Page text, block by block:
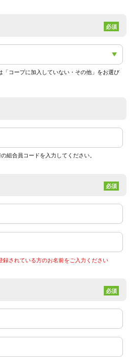
必須
「コープに加入していない・その他」をお選び
組合員コードを入力してください。
必須
されている方のお名前をご入力ください
必須